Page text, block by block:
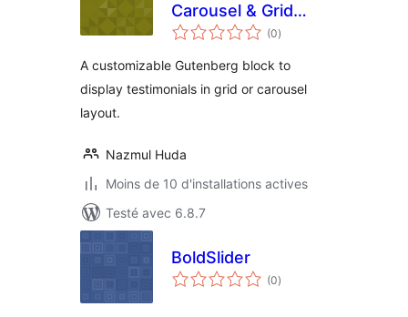
Carousel & Grid
Block
(0notes
en
)
A customizable Gutenberg block to
display testimonials in grid or carousel
layout.
Nazmul Huda
Moins de 10 d'installations actives
Testé avec 6.8.7
BoldSlider
(0notes
en
)